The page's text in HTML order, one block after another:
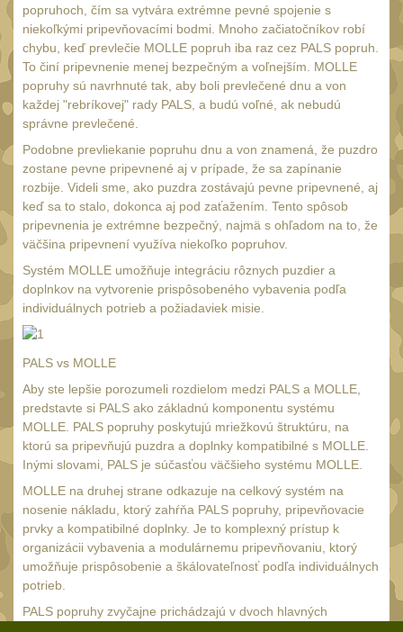
Ramenní popruhy a
vycpávky10
Karabiny a přezky 75
Kroužky, šňůrky,
koncovky25
Nášivky104
Samonavíjecí držáky 1
Zámky
Nepromokavý potahy a
vaky
18
Adaptéry
Taktická pera
Láhve16
Lékárničky
Na přežití 26
Darčekové poukazy22
Ostatní 43
NOŽE A MULTITOOLY(165)
s čepeľou do 7 cm 15
popruhoch, čím sa vytvára extrémne pevné spojenie s
niekoľkými pripevňovacími bodmi. Mnoho začiatočníkov robí
chybu, keď prevlečie MOLLE popruh iba raz cez PALS popruh.
To činí pripevnenie menej bezpečným a voľnejším. MOLLE
popruhy sú navrhnuté tak, aby boli prevlečené dnu a von
každej "rebríkovej" rady PALS, a budú voľné, ak nebudú
správne prevlečené.
Podobne prevliekanie popruhu dnu a von znamená, že puzdro
zostane pevne pripevnené aj v prípade, že sa zapínanie
rozbije. Videli sme, ako puzdra zostávajú pevne pripevnené, aj
keď sa to stalo, dokonca aj pod zaťažením. Tento spôsob
pripevnenia je extrémne bezpečný, najmä s ohľadom na to, že
väčšina pripevnení využíva niekoľko popruhov.
Systém MOLLE umožňuje integráciu rôznych puzdier a
doplnkov na vytvorenie prispôsobeného vybavenia podľa
individuálnych potrieb a požiadaviek misie.
PALS vs MOLLE
Aby ste lepšie porozumeli rozdielom medzi PALS a MOLLE,
predstavte si PALS ako základnú komponentu systému
MOLLE. PALS popruhy poskytujú mriežkovú štruktúru, na
ktorú sa pripevňujú puzdra a doplnky kompatibilné s MOLLE.
Inými slovami, PALS je súčasťou väčšieho systému MOLLE.
MOLLE na druhej strane odkazuje na celkový systém na
nosenie nákladu, ktorý zahŕňa PALS popruhy, pripevňovacie
prvky a kompatibilné doplnky. Je to komplexný prístup k
organizácii vybavenia a modulárnemu pripevňovaniu, ktorý
umožňuje prispôsobenie a škálovateľnosť podľa individuálnych
potrieb.
PALS popruhy zvyčajne prichádzajú v dvoch hlavných